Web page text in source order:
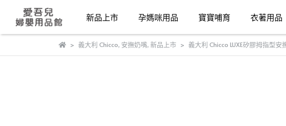
新品上市 孕媽咪用品 寶寶哺育 衣著用品
義大利 Chicco, 安撫奶嘴, 新品上市 義大利 Chicco LUXE矽膠拇指型